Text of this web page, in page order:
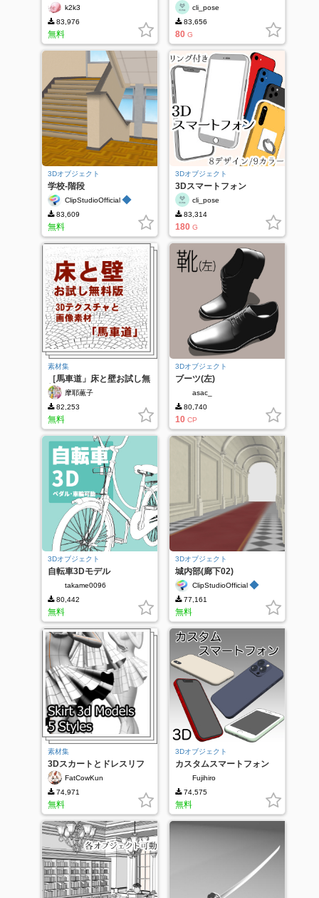
k2k3
83,976
無料
cli_pose
83,656
80 G
3Dオブジェクト
学校-階段
ClipStudioOfficial ◆
83,609
無料
3Dオブジェクト
3Dスマートフォン
cli_pose
83,314
180 G
素材集
［馬車道」床と壁お試し無
料版 摩耶薫子
82,253
無料
3Dオブジェクト
ブーツ(左)
asac_
80,740
10 CP
3Dオブジェクト
自転車3Dモデル
takame0096
80,442
無料
3Dオブジェクト
城内部(廊下02)
ClipStudioOfficial ◆
77,161
無料
素材集
3Dスカートとドレスリフ
ァレンスパック
FatCowKun
74,971
無料
3Dオブジェクト
カスタムスマートフォン
Fujihiro
74,575
無料